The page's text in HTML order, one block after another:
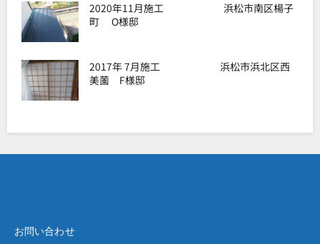
2020年11月施工 浜松市南区楊子
町 O様邸
2017年 7月施工 浜松市浜北区西
美薗 F様邸
お問い合わせ